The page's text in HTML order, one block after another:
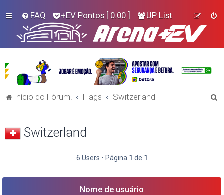
FAQ +EV Pontos [ 0.00 ] UP List
Início do Fórum! Flags Switzerland
s
Switzerland
6 Users • Página 1 de 1
Nome de usuário